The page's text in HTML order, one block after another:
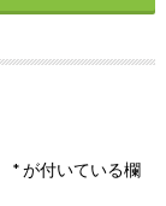
*が付いている欄